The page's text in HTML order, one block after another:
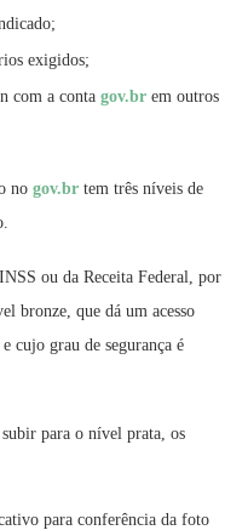
exigidos;
com a conta gov.br em outros
no gov.br tem três níveis de
ou da Receita Federal, por
bronze, que dá um acesso
cujo grau de segurança é
para o nível prata, os
para conferência da foto